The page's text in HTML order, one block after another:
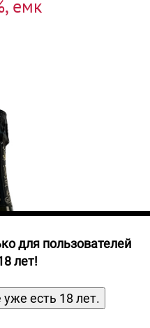
емк
для пользователей
лет!
есть 18 лет.